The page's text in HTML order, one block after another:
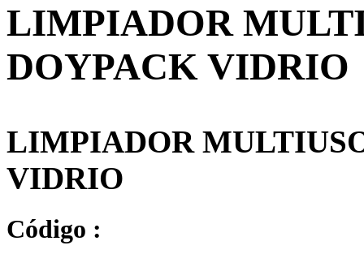
LIMPIADOR
DOYPACK VIDRIO
LIMPIADOR
VIDRIO
Código :